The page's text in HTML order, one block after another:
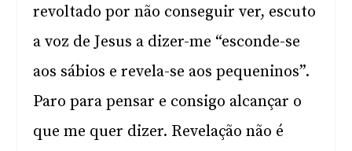
revoltado por não conseguir ver, escuto
a voz de Jesus a dizer-me “esconde-se
aos sábios e revela-se aos pequeninos”.
Paro para pensar e consigo alcançar o
que me quer dizer. Revelação não é